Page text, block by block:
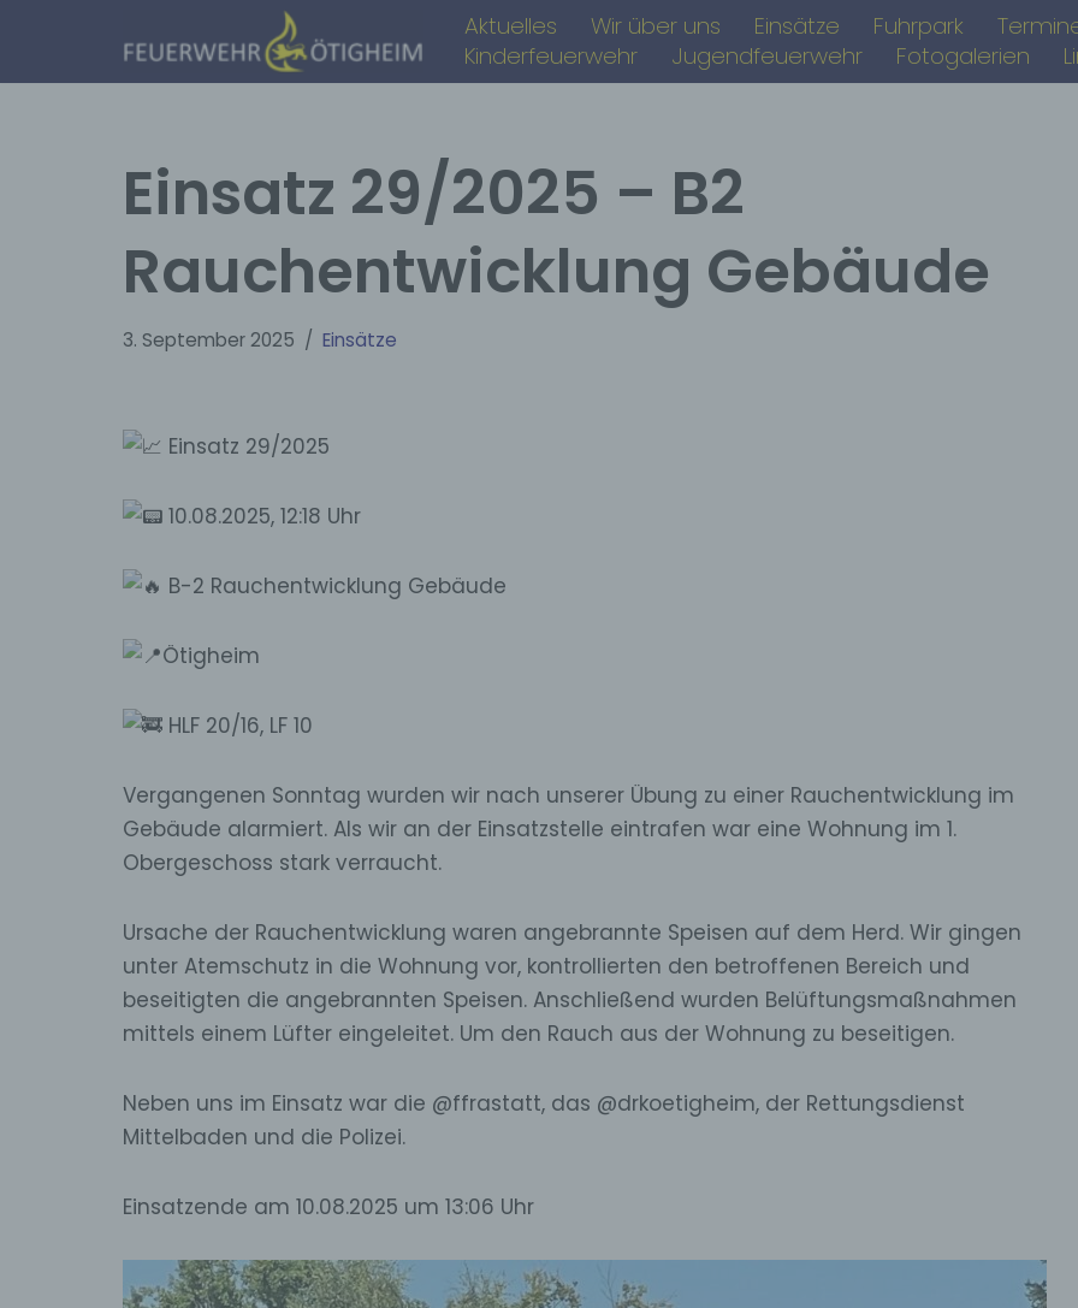
Aktuelles Wir über uns Einsätze Fuhrpark
Kinderfeuerwehr
Jugendfeuerwehr Fotogalerien
Einsatz 29/2025 – B2
Rauchentwicklung Gebäude
3. September 2025 Einsätze
Einsatz 29/2025
10.08.2025, 12:18 Uhr
B-2 Rauchentwicklung Gebäude
Ötigheim
HLF 20/16, LF 10
Vergangenen Sonntag wurden wir nach unserer Übung zu einer Rauchentwicklung im
Gebäude alarmiert. Als wir an der Einsatzstelle eintrafen war eine Wohnung im 1.
Obergeschoss stark verraucht.
Ursache der Rauchentwicklung waren angebrannte Speisen auf dem Herd. Wir gingen
unter Atemschutz in die Wohnung vor, kontrollierten den betroffenen Bereich und
beseitigten die angebrannten Speisen. Anschließend wurden Belüftungsmaßnahmen
mittels einem Lüfter eingeleitet. Um den Rauch aus der Wohnung zu beseitigen.
Neben uns im Einsatz war die @ffrastatt, das @drkoetigheim, der Rettungsdienst
Mittelbaden und die Polizei.
Einsatzende am 10.08.2025 um 13:06 Uhr